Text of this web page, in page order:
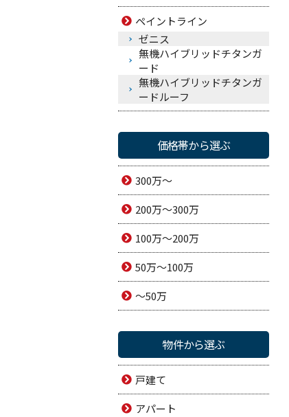
ペイントライン
ゼニス
無機ハイブリッドチタンガ
ード
無機ハイブリッドチタンガ
ードルーフ
価格帯から選ぶ
300万～
200万～300万
100万～200万
50万～100万
～50万
物件から選ぶ
戸建て
アパート